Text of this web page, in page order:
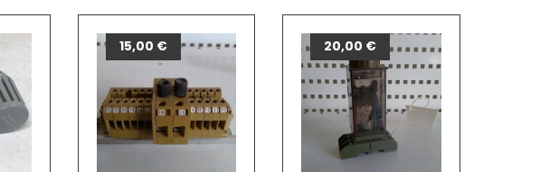
15,00 € 20,00 €